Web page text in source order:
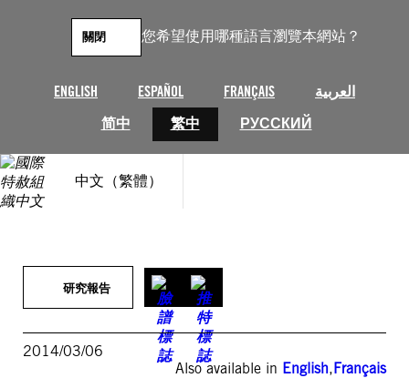
您希望使用哪種語言瀏覽本網站？
ENGLISH ESPAÑOL FRANÇAIS
العربية
简中
繁中 РУССКИЙ
關閉
中文（繁體）
研究報告
2014/03/06
Also available in English,Français